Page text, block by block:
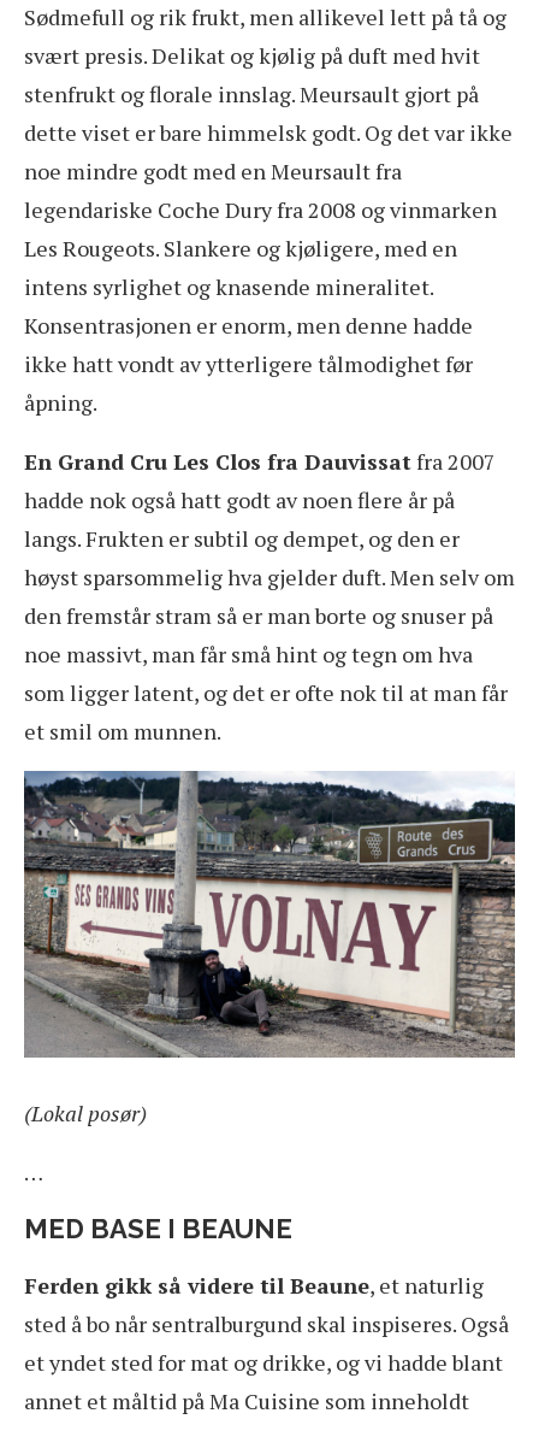
Sødmefull og rik frukt, men allikevel lett på tå og
svært presis. Delikat og kjølig på duft med hvit
stenfrukt og florale innslag. Meursault gjort på
dette viset er bare himmelsk godt. Og det var ikke
noe mindre godt med en Meursault fra
legendariske Coche Dury fra 2008 og vinmarken
Les Rougeots. Slankere og kjøligere, med en
intens syrlighet og knasende mineralitet.
Konsentrasjonen er enorm, men denne hadde
ikke hatt vondt av ytterligere tålmodighet før
åpning.
En Grand Cru Les Clos fra Dauvissatfra 2007
hadde nok også hatt godt av noen flere år på
langs. Frukten er subtil og dempet, og den er
høyst sparsommelig hva gjelder duft. Men selv om
den fremstår stram så er man borte og snuser på
noe massivt, man får små hint og tegn om hva
som ligger latent, og det er ofte nok til at man får
et smil om munnen.
(Lokal posør)
…
MED BASE I BEAUNE
Ferden gikk så videre til Beaune, et naturlig
sted å bo når sentralburgund skal inspiseres. Også
et yndet sted for mat og drikke, og vi hadde blant
annet et måltid på Ma Cuisine som inneholdt